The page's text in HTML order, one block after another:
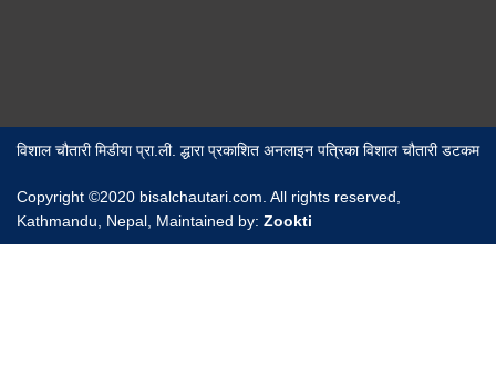
विशाल चौतारी मिडीया प्रा.ली. द्धारा प्रकाशित अनलाइन पत्रिका विशाल चौतारी डटकम
Copyright ©2020 bisalchautari.com. All rights reserved,
Kathmandu, Nepal, Maintained by: Zookti